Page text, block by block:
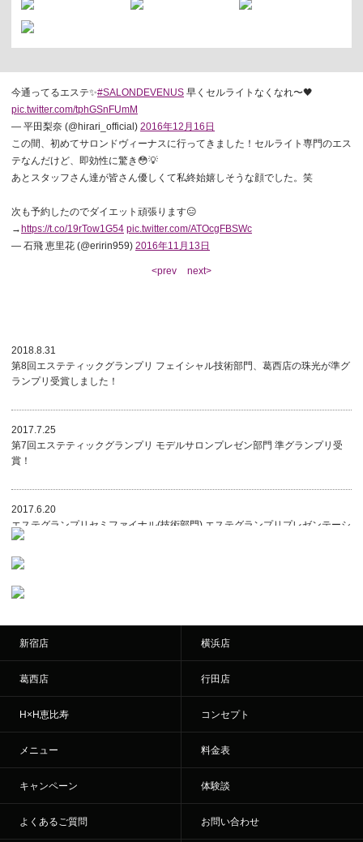
今通ってるエステ✨#SALONDEVENUS 早くセルライトなくなれ〜🖤
pic.twitter.com/tphGSnFUmM
— 平田梨奈 (@hirari_official) 2016年12月16日
この間、初めてサロンドヴィーナスに行ってきました！セルライト専門のエス
テなんだけど、即効性に驚き😳💡
あとスタッフさん達が皆さん優しくて私終始嬉しそうな顔でした。笑
次も予約したのでダイエット頑張ります😑
→ https://t.co/19rTow1G54 pic.twitter.com/ATOcgFBSWc
— 石飛 恵里花 (@eririn959) 2016年11月13日
<prev next>
2018.8.31
第8回エステティックグランプリ フェイシャル技術部門、葛西店の珠光が準グ
ランプリ受賞しました！
2017.7.25
第7回エステティックグランプリ モデルサロンプレゼン部門 準グランプリ受
賞！
2017.6.20
エステグランプリセミファイナル(技術部門) エステグランプリプレゼンテーシ
ョン部門全国大会(顧客満足度)出場！
1月10日は、社内研修のため全店休業とさせていただきます。
2016.12.19
年末年始は休業とさせていただきます。詳細は各店にお問い合わせください。
ます！
2016.12.19
11月2日は社内研修のため全店休業とさせていただきます。
ただきます。
新宿店 横浜店
葛西店 行田店
H×H恵比寿 コンセプト
メニュー 料金表
キャンペーン 体験談
よくあるご質問 お問い合わせ